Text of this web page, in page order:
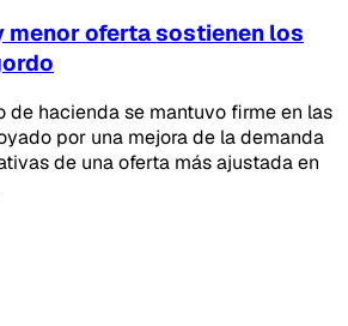
menor oferta sostienen los
de hacienda se mantuvo firme en las
por una mejora de la demanda
de una oferta más ajustada en